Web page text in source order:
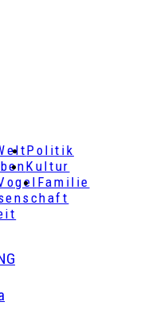
Politik
Kultur
Familie